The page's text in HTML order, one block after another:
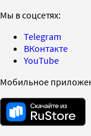
Мы в соцсетях:
Telegram
ВКонтакте
YouTube
Мобильное